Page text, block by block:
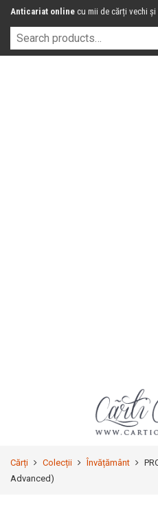
Anticariat online cu mii de cărți vechi
Cărți Colecții Învățământ
Advanced)